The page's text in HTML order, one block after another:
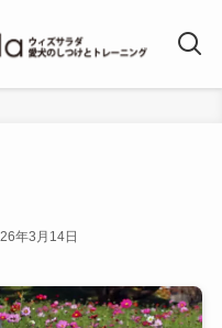
年3月14日